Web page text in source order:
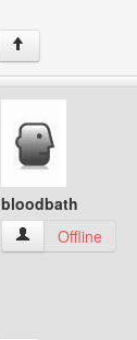
↑
bloodbath
bloodbath
Offline